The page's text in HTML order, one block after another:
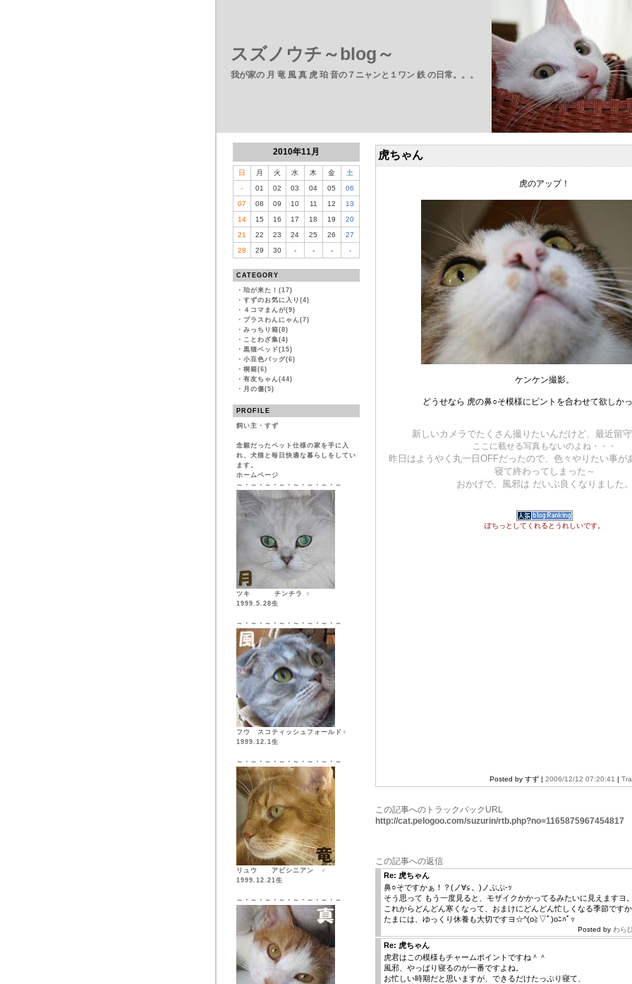
スズノウチ～blog～
我が家の 月 竜 風 真 虎 珀 音の７ニャンと１ワン 鉄 の日常。。。
2010年11月
日 月 火 水 木 金
土
-
01 02 03 04 05
06
07
08 09 10 11 12
13
14
15 16 17 18 19
20
21
22 23 24 25 26
27
28
29 30 - - - -
CATEGORY
・ 珀が来た！(17)
・ すずのお気に入り(4)
・ ４コマまんが(9)
・ プラスわんにゃん(7)
・ みっちり箱(8)
・ ことわざ集(4)
・ 黒猫ベッド(15)
・ 小豆色バッグ(6)
・ 桐箱(6)
・ 有友ちゃん(44)
・ 月の傷(5)
PROFILE
飼い主・すず
念願だったペット仕様の家を手に入
れ、犬猫と毎日快適な暮らしをしてい
ます。
ホームページ
～・～・～・～・～・～・～・～
ツキ チンチラ ♀
1999.5.28生
～・～・～・～・～・～・～・～
フウ スコティッシュフォールド♀
1999.12.1生
～・～・～・～・～・～・～・～
リュウ アビシニアン ♂
1999.12.21生
～・～・～・～・～・～・～・～
虎ちゃん
虎のアップ！
ケンケン撮影。
どうせなら 虎の鼻○そ模様にピントを合わせて欲しかっ
新しいカメラでたくさん撮りたいんだけど、最近留
ここに載せる写真もないのよね・・・
昨日はようやく丸一日OFFだったので、色々やりたい事が
寝て終わってしまった～
おかげで、風邪は だいぶ良くなりました。
ぽちっとしてくれるとうれしいです。
Posted by すず | 2006/12/12 07:20:41 |
この記事へのトラックバックURL
http://cat.pelogoo.com/suzurin/rtb.php?no=1165875967454817
この記事への返信
Re: 虎ちゃん
鼻○そですかぁ！？(ノ∀≦。)ノぷぷ-ｯ
そう思って もう一度見ると、モザイクかかってるみたいに見えますヨ。
これからどんどん寒くなって、おまけにどんどん忙しくなる季節です
たまには、ゆっくり休養も大切ですヨ☆^(o≧▽ﾟ)oﾆﾊﾟｯ
Posted by わら
Re: 虎ちゃん
虎君はこの模様もチャームポイントですね＾＾
風邪、やっぱり寝るのが一番ですよね。
お忙しい時期だと思いますが、できるだけたっぷり寝て、